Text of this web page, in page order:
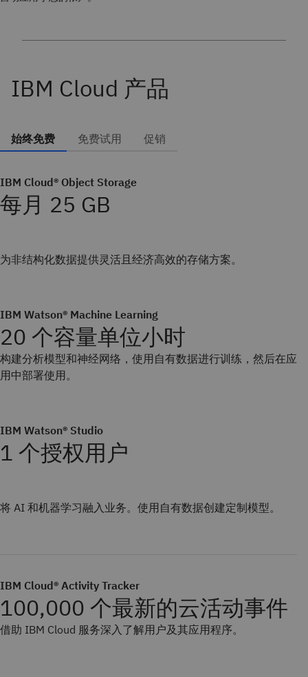
IBM Cloud 产品
始终免费 免费试用 促销
IBM Cloud® Object Storage
每月 25 GB
为非结构化数据提供灵活且经济高效的存储方案。
IBM Watson® Machine Learning
20 个容量单位小时
构建分析模型和神经网络，使用自有数据进行训练，然后在应
用中部署使用。
IBM Watson® Studio
1 个授权用户
将 AI 和机器学习融入业务。使用自有数据创建定制模型。
IBM Cloud® Activity Tracker
100,000 个最新的云活动事件
借助 IBM Cloud 服务深入了解用户及其应用程序。